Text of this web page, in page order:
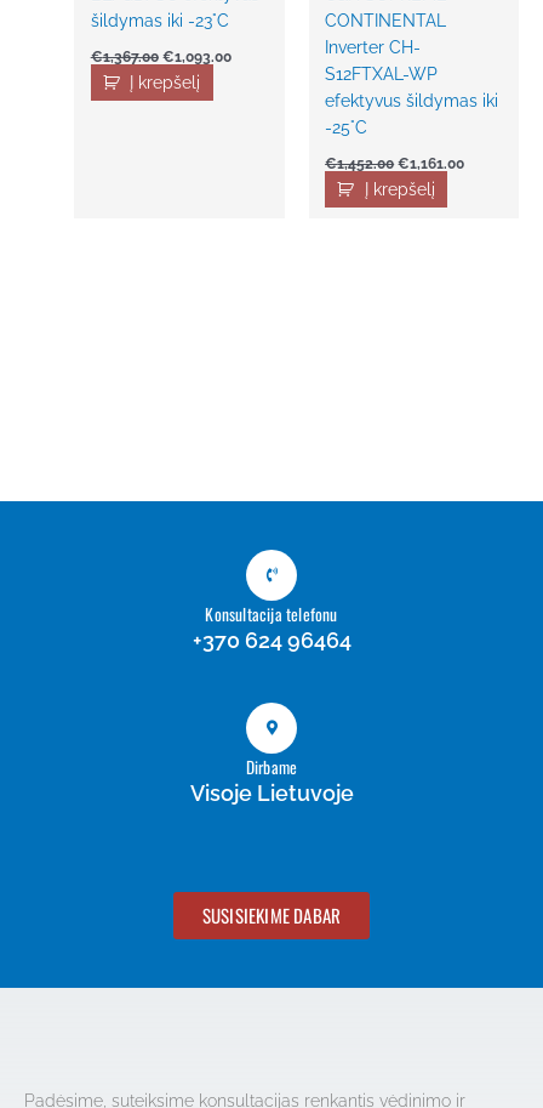
šildymas iki -23°C
€1,367.00 €1,093.00
Į krepšelį
CONTINENTAL
Inverter CH-
S12FTXAL-WP
efektyvus šildymas iki
-25°C
€1,452.00 €1,161.00
Į krepšelį
Konsultacija telefonu
+370 624 96464
Dirbame
Visoje Lietuvoje
SUSISIEKIME DABAR
Padėsime, suteiksime konsultacijas renkantis vėdinimo ir